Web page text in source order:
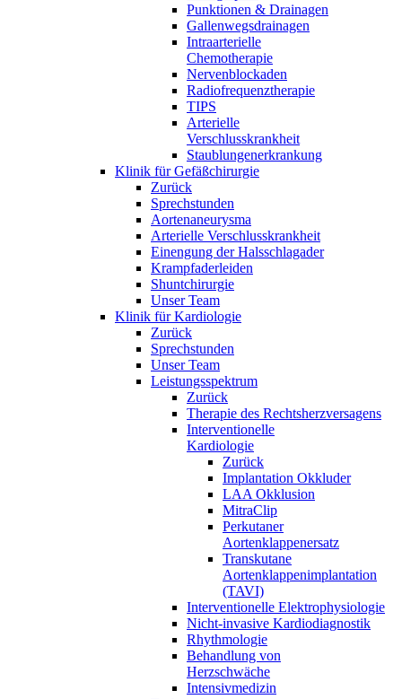
Punktionen & Drainagen
Gallenwegsdrainagen
Intraarterielle
Chemotherapie
Nervenblockaden
Radiofrequenztherapie
TIPS
Arterielle
Verschlusskrankheit
Staublungenerkrankung
Klinik für Gefäßchirurgie
Zurück
Sprechstunden
Aortenaneurysma
Arterielle Verschlusskrankheit
Einengung der Halsschlagader
Krampfaderleiden
Shuntchirurgie
Unser Team
Klinik für Kardiologie
Zurück
Sprechstunden
Unser Team
Leistungsspektrum
Zurück
Therapie des Rechtsherzversagens
Interventionelle
Kardiologie
Zurück
Implantation Okkluder
LAA Okklusion
MitraClip
Perkutaner
Aortenklappenersatz
Transkutane
Aortenklappenimplantation
(TAVI)
Interventionelle Elektrophysiologie
Nicht-invasive Kardiodiagnostik
Rhythmologie
Behandlung von
Herzschwäche
Intensivmedizin